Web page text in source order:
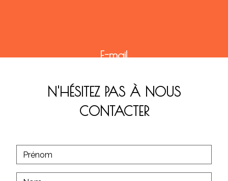
E-mail
N'HÉSITEZ PAS À NOUS
CONTACTER